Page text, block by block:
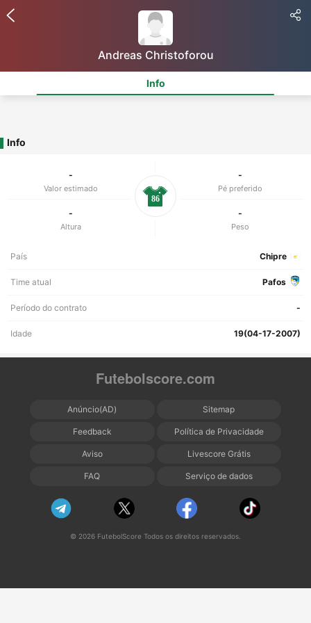
Andreas Christoforou
Info
Info
-
Valor estimado
-
Pé preferido
-
Altura
-
Peso
86
País Chipre
Time atual Pafos
Período do contrato -
Idade 19(04-17-2007)
Futebolscore.com
Anúncio(AD) Sitemap
Feedback Política de Privacidade
Aviso Livescore Grátis
FAQ Serviço de dados
© 2026 FutebolScore Todos os direitos reservados.